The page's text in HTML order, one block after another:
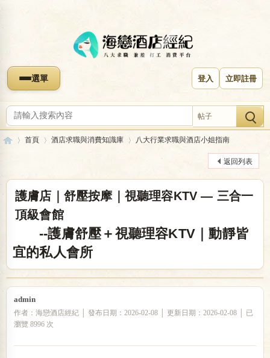
選單 登入 立即註冊
帖子
»
首頁
›
酒店求職與消費知識庫
›
八大行業求職與酒店小姐指南
返回列表
護膚店｜舒壓按摩｜視聽理容KTV — 三合一
頂級會館
--護膚舒壓＋視聽理容KTV｜動靜皆
宜的私人會所
admin
作者：海戀酒店經紀 │ 發布日期：2026-02-08 │ 更新日期：2026-02-08 │ 已
瀏覽 8996 次